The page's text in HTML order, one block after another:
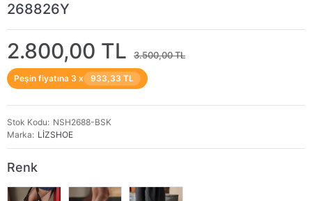
268826Y
2.800,00 TL 3.500,00 TL
Peşin fiyatına 3 x 933,33 TL
Stok Kodu
NSH2688-BSK
Marka
LİZSHOE
Renk